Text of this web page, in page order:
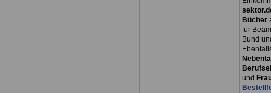
Bücher
für
Bund
und